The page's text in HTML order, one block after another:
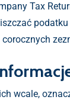
Tax
wcale,